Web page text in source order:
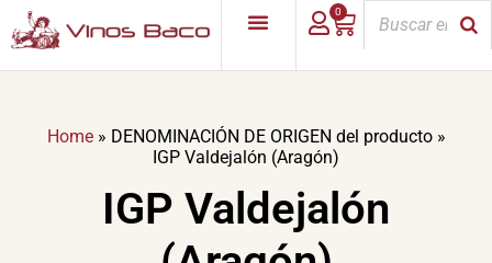
0
Home» DENOMINACIÓN DE ORIGEN del producto»
IGP Valdejalón (Aragón)
IGP Valdejalón